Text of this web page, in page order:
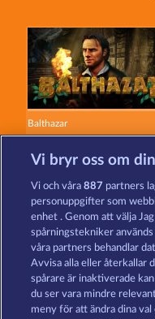
Balthazar
Roman Legion Xtreme
Användarvillkor
Vi bryr oss om
Vi och våra887 partners
personuppgifter som
enhet . Genom att välja
spårningstekniker
våra partners behandlar
Avvisa alla eller återkallar
spårare är inaktiverade
du ser vara mindre
meny för att ändra dina